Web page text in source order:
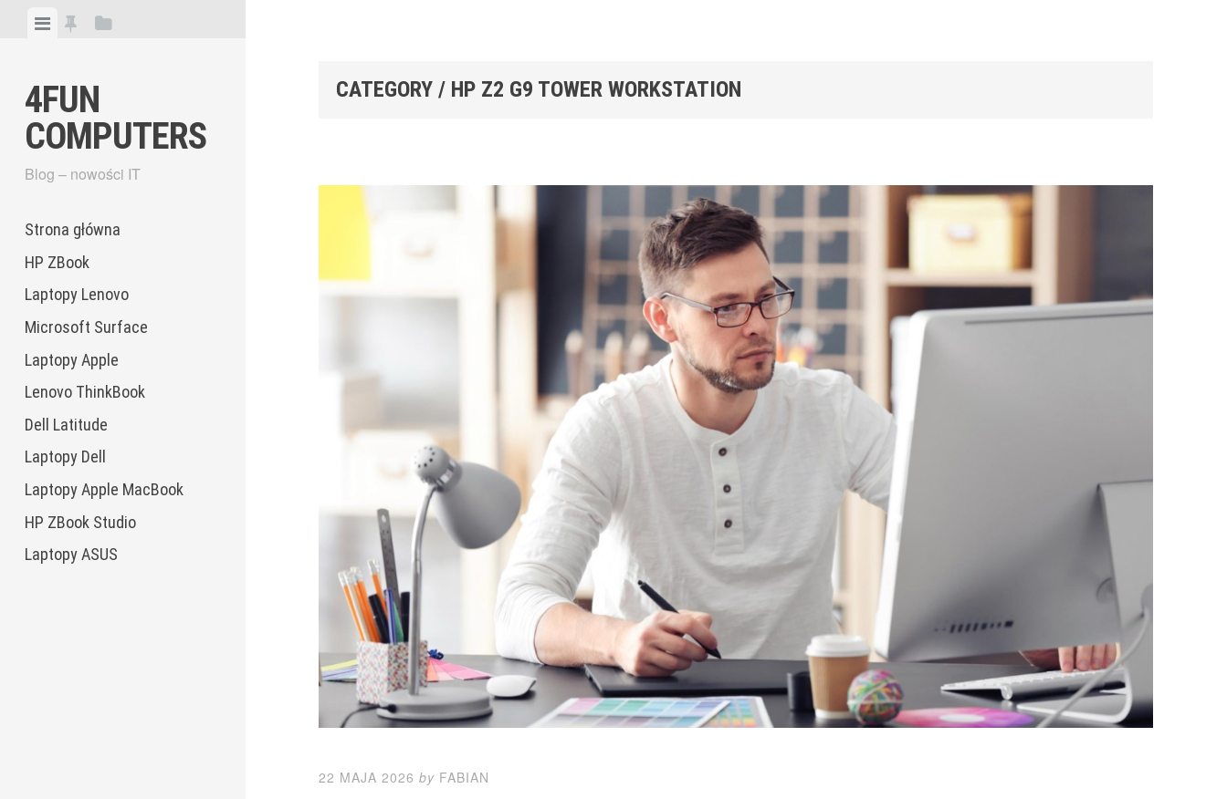
ViewViewView
4FUN
COMPUTERS
Blog – nowości IT
Strona główna
HP ZBook
Laptopy Lenovo
Microsoft Surface
Laptopy Apple
Lenovo ThinkBook
Dell Latitude
Laptopy Dell
Laptopy Apple MacBook
HP ZBook Studio
Laptopy ASUS
CATEGORY / HP Z2 G9 TOWER WORKSTATION
22 MAJA 2026 by FABIAN